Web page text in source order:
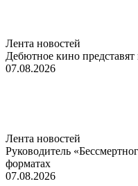
Лента новостей
Дебютное кино представят
07.08.2026
Лента новостей
Руководитель
форматах
07.08.2026